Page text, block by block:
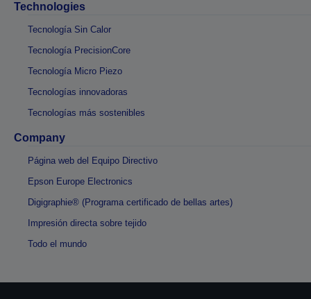
Technologies
Tecnología Sin Calor
Tecnología PrecisionCore
Tecnología Micro Piezo
Tecnologías innovadoras
Tecnologías más sostenibles
Company
Página web del Equipo Directivo
Epson Europe Electronics
Digigraphie® (Programa certificado de bellas artes)
Impresión directa sobre tejido
Todo el mundo